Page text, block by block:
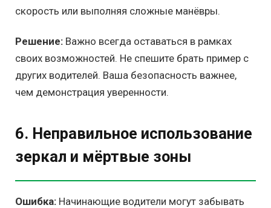
скорость или выполняя сложные манёвры.
Решение: Важно всегда оставаться в рамках
своих возможностей. Не спешите брать пример с
других водителей. Ваша безопасность важнее,
чем демонстрация уверенности.
6. Неправильное использование
зеркал и мёртвые зоны
Ошибка: Начинающие водители могут забывать